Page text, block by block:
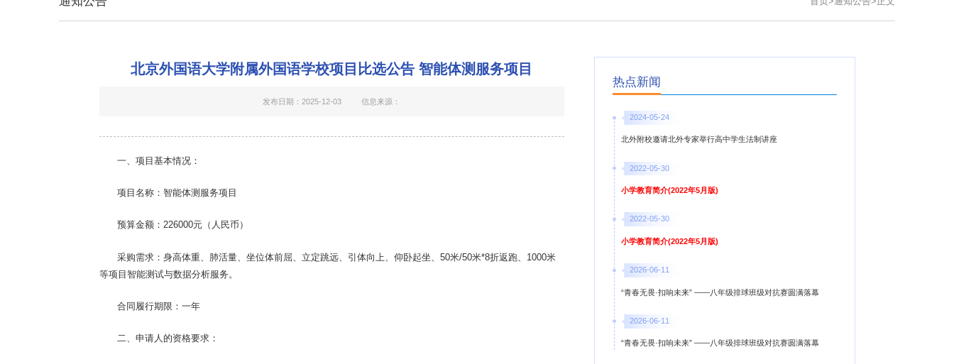
北京外国语大学附属外国语学校项目比选公告 智能体测服务项目
发布日期：2025-12-03 信息来源：
一、项目基本情况 ：
项目名称：智能体测服务项目
预算金额：226000元（人民币）
采购需求：身高体重、肺活量、坐位体前屈、立定跳远、引体向上、仰卧起坐、50米/50米*8折返跑、1000米
等项目智能测试与数据分析服务。
合同履行期限：一年
二、申请人的资格要求：
热点新闻
2024-05-24
北外附校邀请北外专家举行高中学生法制讲座
2022-05-30
小学教育简介(2022年5月版)
2022-05-30
小学教育简介(2022年5月版)
2026-06-11
“青春无畏·扣响未来” ——八年级排球班级对抗赛圆满落幕
2026-06-11
“青春无畏·扣响未来” ——八年级排球班级对抗赛圆满落幕